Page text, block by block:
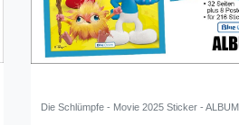
Die Schlümpfe - Movie 2025 Sticker - ALBUM